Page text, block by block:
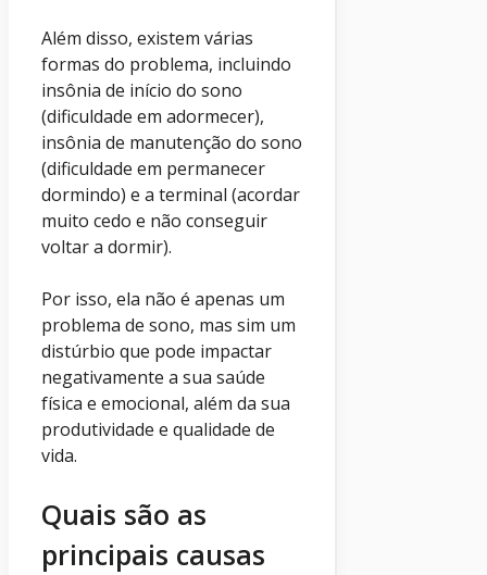
Além disso, existem várias
formas do problema, incluindo
insônia de início do sono
(dificuldade em adormecer),
insônia de manutenção do sono
(dificuldade em permanecer
dormindo) e a terminal (acordar
muito cedo e não conseguir
voltar a dormir).
Por isso, ela não é apenas um
problema de sono, mas sim um
distúrbio que pode impactar
negativamente a sua saúde
física e emocional, além da sua
produtividade e qualidade de
vida.
Quais são as
principais causas